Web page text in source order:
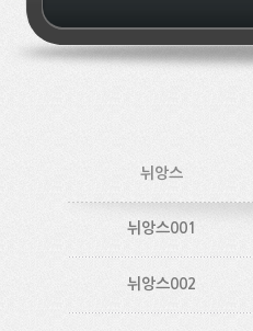
뉘앙스
뉘앙스001
뉘앙스002